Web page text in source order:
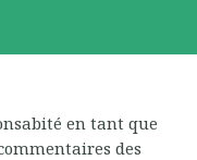
en tant que
des